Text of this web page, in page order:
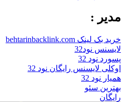
مدیر :
خرید بک لینک behtarinbacklink.com
لایسنس نود32
پسورد نود 32
اوکلی لایسنس رایگان نود 32
همیار نود 32
بهترین سئو
رایگان